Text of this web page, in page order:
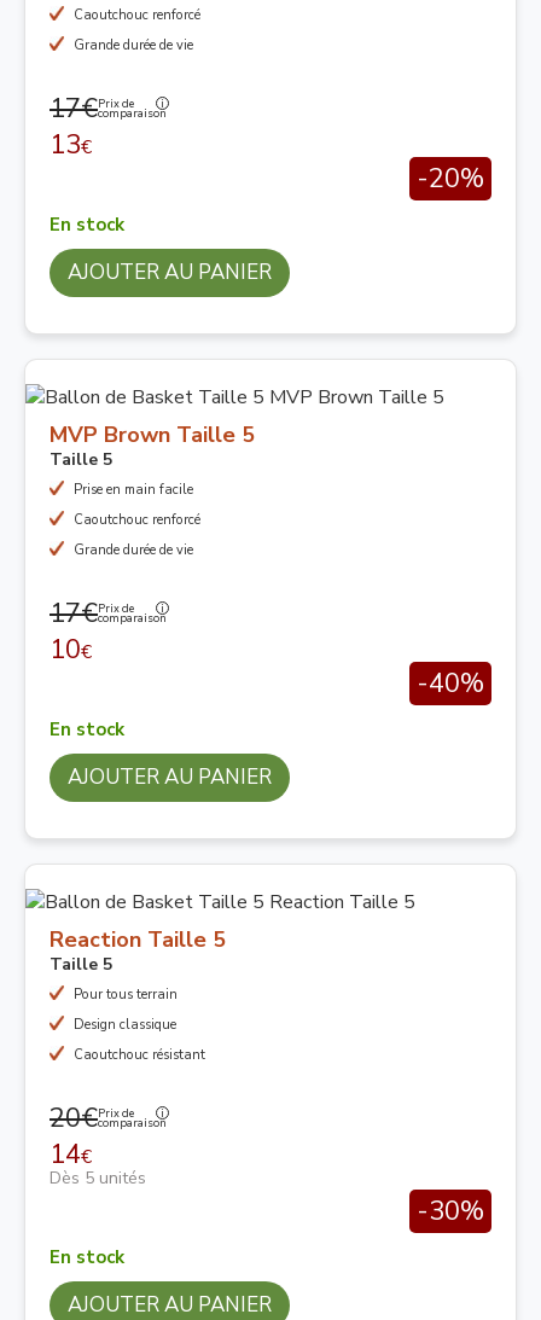
Caoutchouc renforcé
Grande durée de vie
17€Prix de
comparaison
13€
-20%
En stock
AJOUTER AU PANIER
MVP Brown Taille 5
Taille 5
Prise en main facile
Caoutchouc renforcé
Grande durée de vie
17€Prix de
comparaison
10€
-40%
En stock
AJOUTER AU PANIER
Reaction Taille 5
Taille 5
Pour tous terrain
Design classique
Caoutchouc résistant
20€Prix de
comparaison
14€
Dès 5 unités
-30%
En stock
AJOUTER AU PANIER